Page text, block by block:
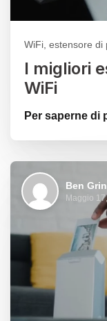
WiFi, estensore di
I migliori
WiFi
Per saperne di
Ben
Maggio